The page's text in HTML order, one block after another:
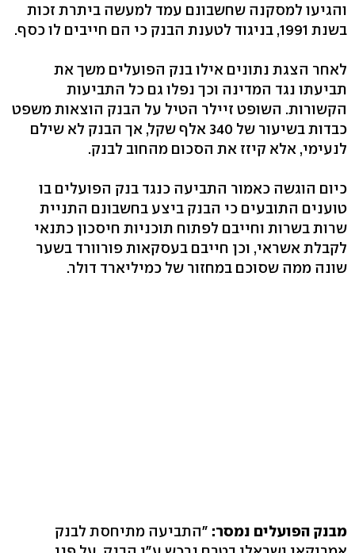
והגיעו למסקנה שחשבונם עמד למעשה ביתרת זכות
בשנת 1991, בניגוד לטענת הבנק כי הם חייבים לו כסף.
לאחר הצגת נתונים אילו בנק הפועלים משך את
תביעתו נגד המדינה וכך נפלו גם כל התביעות
הקשורות. השופט זיילר הטיל על הבנק הוצאות משפט
כבדות בשיעור של 340 אלף שקל, אך הבנק לא שילם
לנעימי, אלא קיזז את הסכום מהחוב לבנק.
כיום הוגשה כאמור התביעה כנגד בנק הפועלים בו
טוענים התובעים כי הבנק ביצע בחשבונם התניית
שרות בשרות וחייבם לפתוח תוכניות חיסכון כתנאי
לקבלת אשראי, וכן חייבם בעסקאות פורוורד בשער
שונה ממה שסוכם במחזור של כמיליארד דולר.
מבנק הפועלים נמסר: "התביעה מתיחסת לבנק